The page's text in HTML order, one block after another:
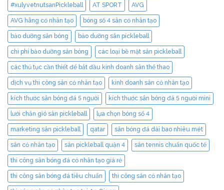
#xulyvetnutsanPickleball AT SPORT AVG
AVG hãng cỏ nhân tạo bóng số 4 sân cỏ nhân tạo
bảo dưỡng sân bóng bảo dưỡng sân pickleball
chi phí bảo dưỡng sân bóng các loại bề mặt sân pickleball
các thủ tục cần thiết để bắt đầu kinh doanh sân thể thao
dịch vụ thi công sân cỏ nhân tạo kinh doanh sân cỏ nhân tạo
kích thước sân bóng đá 5 người kích thước sân bóng đá 5 người mini
lưới chắn gió sân pickleball lựa chọn bóng số 4
marketing sân pickleball qatar sân bóng đá dài bao nhiêu mét
sân cỏ nhân tạo sân pickleball quận 4 sân tennis chuẩn quốc tế
thi công sân bóng đá cỏ nhân tạo giá rẻ
thi công sân bóng đá tiêu chuẩn thi công sân cỏ nhân tạo